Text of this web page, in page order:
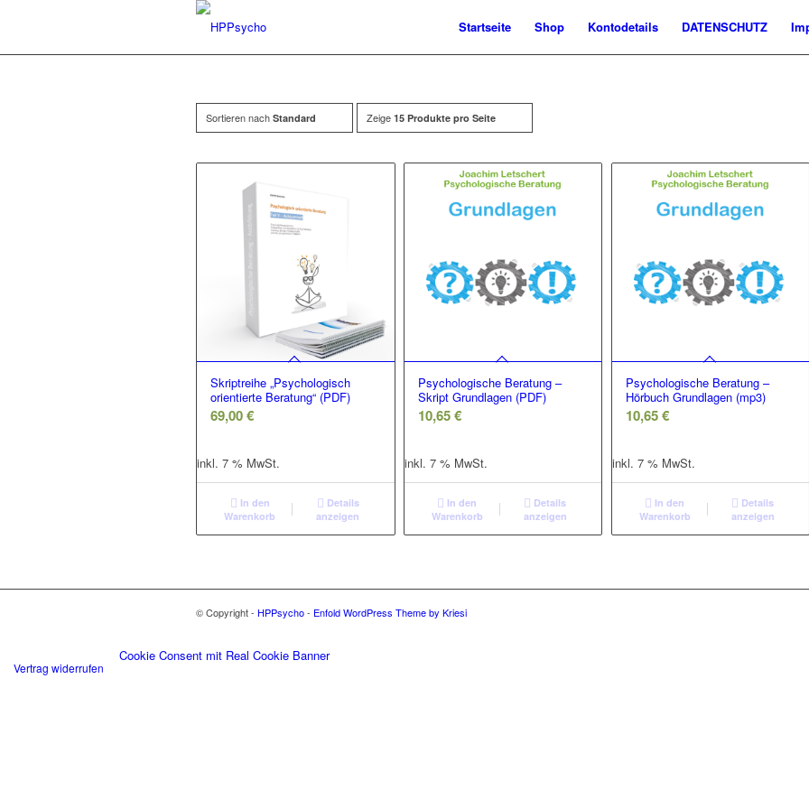
Startseite Shop Kontodetails DATENSCHUTZ
Sortieren nach Standard Zeige 15 Produkte pro Seite
Skriptreihe „Psychologisch
orientierte Beratung“ (PDF)
69,00€
inkl. 7 % MwSt.
In den
Warenkorb
Details
anzeigen
Psychologische Beratung –
Skript Grundlagen (PDF)
10,65€
inkl. 7 % MwSt.
In den
Warenkorb
Details
anzeigen
Psychologische Beratung –
Hörbuch Grundlagen (mp3)
10,65€
inkl. 7 % MwSt.
In den
Warenkorb
Details
anzeigen
© Copyright - HPPsycho- Enfold WordPress Theme by Kriesi
Vertrag widerrufen
Cookie Consent mit Real Cookie Banner